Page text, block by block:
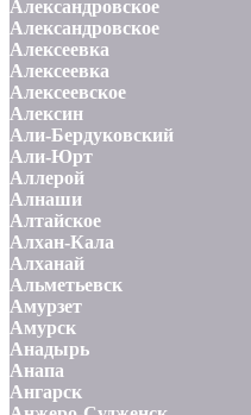
Александровское
Александровское
Алексеевка
Алексеевка
Алексеевское
Алексин
Али-Бердуковский
Али-Юрт
Аллерой
Алнаши
Алтайское
Алхан-Кала
Алханай
Альметьевск
Амурзет
Амурск
Анадырь
Анапа
Ангарск